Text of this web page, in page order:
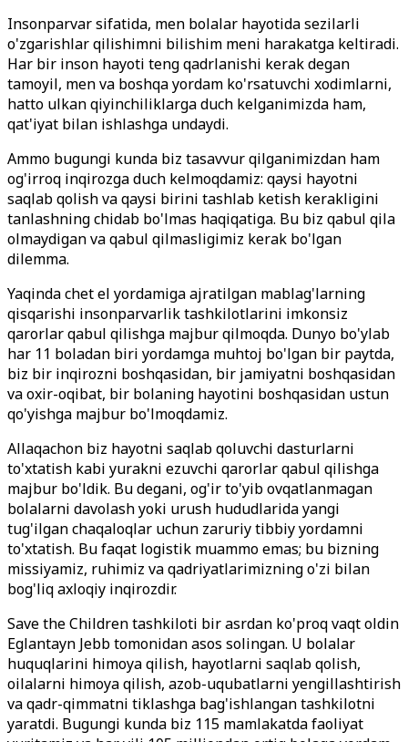
Insonparvar sifatida, men bolalar hayotida sezilarli
o'zgarishlar qilishimni bilishim meni harakatga keltiradi.
Har bir inson hayoti teng qadrlanishi kerak degan
tamoyil, men va boshqa yordam ko'rsatuvchi xodimlarni,
hatto ulkan qiyinchiliklarga duch kelganimizda ham,
qat'iyat bilan ishlashga undaydi.
Ammo bugungi kunda biz tasavvur qilganimizdan ham
og'irroq inqirozga duch kelmoqdamiz: qaysi hayotni
saqlab qolish va qaysi birini tashlab ketish kerakligini
tanlashning chidab bo'lmas haqiqatiga. Bu biz qabul qila
olmaydigan va qabul qilmasligimiz kerak bo'lgan
dilemma.
Yaqinda chet el yordamiga ajratilgan mablag'larning
qisqarishi insonparvarlik tashkilotlarini imkonsiz
qarorlar qabul qilishga majbur qilmoqda. Dunyo bo'ylab
har 11 boladan biri yordamga muhtoj bo'lgan bir paytda,
biz bir inqirozni boshqasidan, bir jamiyatni boshqasidan
va oxir-oqibat, bir bolaning hayotini boshqasidan ustun
qo'yishga majbur bo'lmoqdamiz.
Allaqachon biz hayotni saqlab qoluvchi dasturlarni
to'xtatish kabi yurakni ezuvchi qarorlar qabul qilishga
majbur bo'ldik. Bu degani, og'ir to'yib ovqatlanmagan
bolalarni davolash yoki urush hududlarida yangi
tug'ilgan chaqaloqlar uchun zaruriy tibbiy yordamni
to'xtatish. Bu faqat logistik muammo emas; bu bizning
missiyamiz, ruhimiz va qadriyatlarimizning o'zi bilan
bog'liq axloqiy inqirozdir.
Save the Children tashkiloti bir asrdan ko'proq vaqt oldin
Eglantayn Jebb tomonidan asos solingan. U bolalar
huquqlarini himoya qilish, hayotlarni saqlab qolish,
oilalarni himoya qilish, azob-uqubatlarni yengillashtirish
va qadr-qimmatni tiklashga bag'ishlangan tashkilotni
yaratdi. Bugungi kunda biz 115 mamlakatda faoliyat